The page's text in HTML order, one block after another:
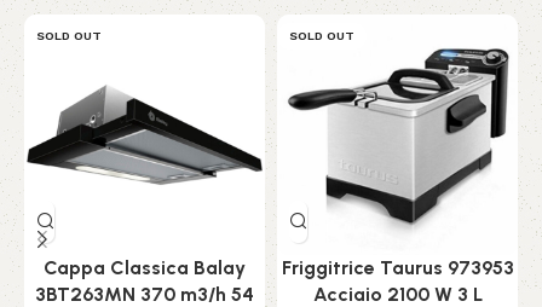
SOLD OUT
Cappa Classica Balay
3BT263MN 370 m3/h 54
SOLD OUT
Friggitrice Taurus 973953
Acciaio 2100 W 3 L